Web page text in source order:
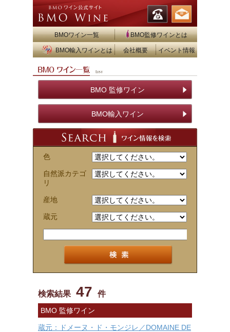
BMOワイン一覧 BMO監修ワインとは
BMO輸入ワインとは 会社概要 イベント情報
BMO 監修ワイン
BMO輸入ワイン
色
自然派カテゴ
リ
産地
蔵元
検索結果 47 件
BMO 監修ワイン
蔵元：ドメーヌ・ド・モンジレ／DOMAINE DE